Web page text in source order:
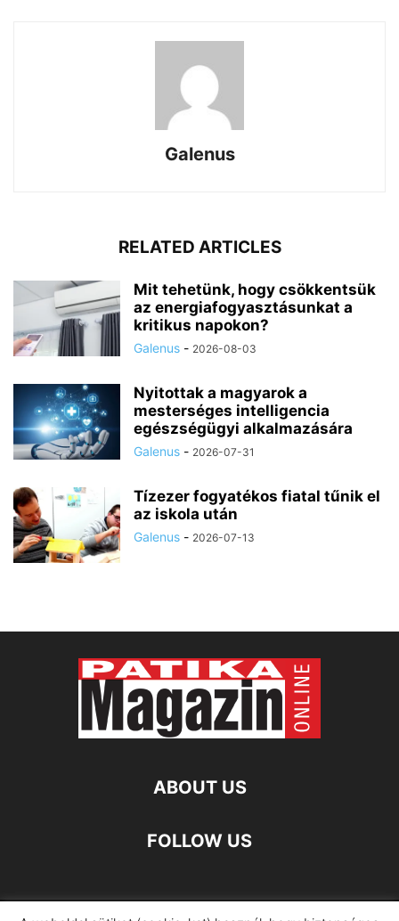
Galenus
RELATED ARTICLES
Mit tehetünk, hogy csökkentsük
az energiafogyasztásunkat a
kritikus napokon?
Galenus - 2026-08-03
Nyitottak a magyarok a
mesterséges intelligencia
egészségügyi alkalmazására
Galenus - 2026-07-31
Tízezer fogyatékos fiatal tűnik el
az iskola után
Galenus - 2026-07-13
ABOUT US
FOLLOW US